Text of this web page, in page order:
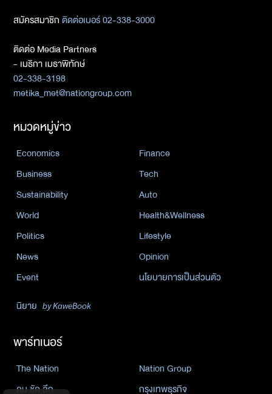
สมัครสมาชิกติดต่อเบอร์ 02-338-3000
ติดต่อ Media Partners
- เมธิกา เมธาพิทักษ์
02-338-3198
metika_met@nationgroup.com
หมวดหมู่ข่าว
Economics
Finance
Business
Tech
Sustainability
Auto
World
Health&Wellness
Politics
Lifestyle
News
Opinion
Event
นโยบายการเป็นส่วนตัว
นิยาย by KaweBook
พาร์ทเนอร์
The Nation
Nation Group
คม ชัด ลึก
กรุงเทพธุรกิจ